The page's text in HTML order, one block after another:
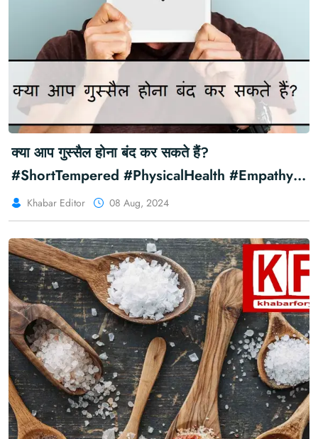
क्या आप गुस्सैल होना बंद कर सकते हैं?
#ShortTempered #PhysicalHealth #Empathy
#MentalHealth
Khabar Editor 08 Aug, 2024